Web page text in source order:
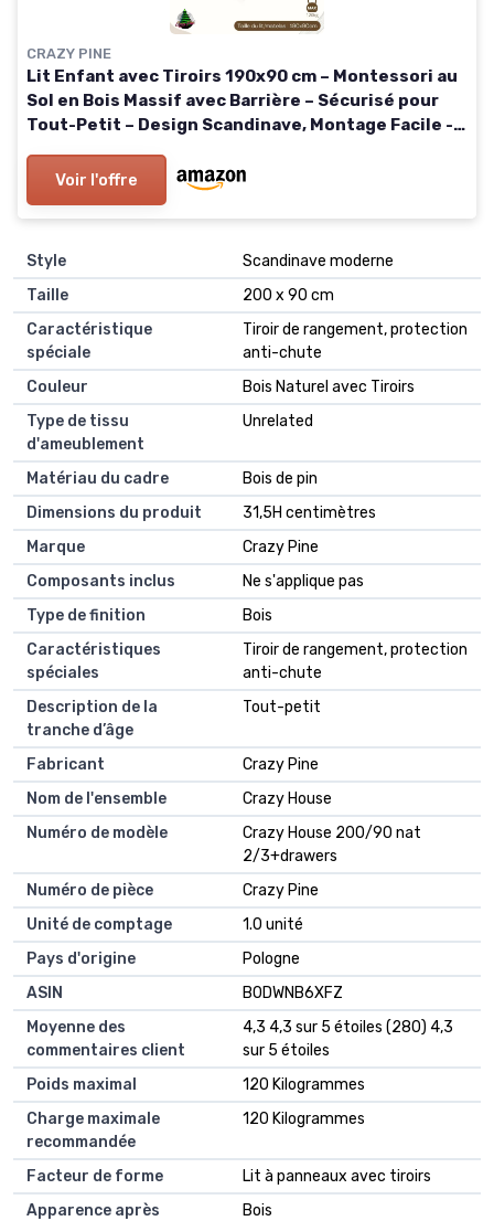
CRAZY PINE
Lit Enfant avec Tiroirs 190x90 cm – Montessori au
Sol en Bois Massif avec Barrière – Sécurisé pour
Tout-Petit – Design Scandinave, Montage Facile -
Voir l'offre
Style
Scandinave moderne
Taille
200 x 90 cm
Caractéristique
spéciale
Tiroir de rangement, protection
anti-chute
Couleur
Bois Naturel avec Tiroirs
Type de tissu
d'ameublement
Unrelated
Matériau du cadre
Bois de pin
Dimensions du produit
31,5H centimètres
Marque
Crazy Pine
Composants inclus
Ne s'applique pas
Type de finition
Bois
Caractéristiques
spéciales
Tiroir de rangement, protection
anti-chute
Description de la
tranche d’âge
Tout-petit
Fabricant
Crazy Pine
Nom de l'ensemble
Crazy House
Numéro de modèle
Crazy House 200/90 nat
2/3+drawers
Numéro de pièce
Crazy Pine
Unité de comptage
1.0 unité
Pays d'origine
Pologne
ASIN
B0DWNB6XFZ
Moyenne des
commentaires client
4,3 4,3 sur 5 étoiles (280) 4,3
sur 5 étoiles
Poids maximal
120 Kilogrammes
Charge maximale
recommandée
120 Kilogrammes
Facteur de forme
Lit à panneaux avec tiroirs
Apparence après
Bois